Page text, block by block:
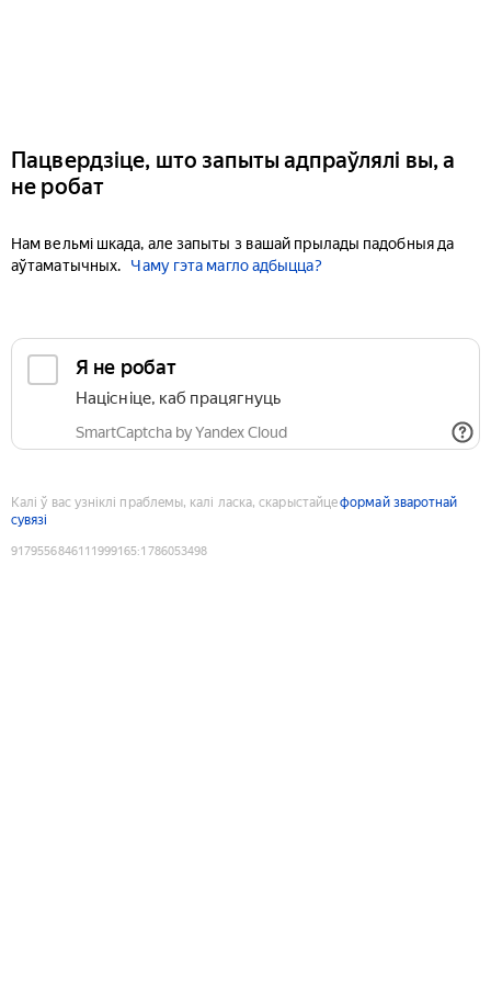
Пацвердзіце, што запыты адпраўлялі вы, а
не робат
Нам вельмі шкада, але запыты з вашай прылады падобныя да
аўтаматычных.
Чаму гэта магло адбыцца?
Я не робат
Націсніце, каб працягнуць
SmartCaptcha by Yandex Cloud
Калі ў вас узніклі праблемы, калі ласка, скарыстайцеформай зваротнай
сувязі
9179556846111999165:1786053498